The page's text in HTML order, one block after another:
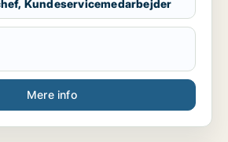
and community projects, I
communication,
solving abilities.
Kundeservicemedarbejder
Mere info